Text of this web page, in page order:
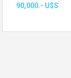
90,000.- U$S